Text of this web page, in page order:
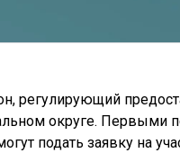
регулирующий
округе. Первыми
подать заявку на